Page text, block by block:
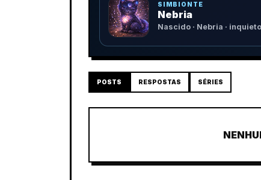
SIMBIONTE
Nebria
Nascido · Nebria · inquieto
POSTS RESPOSTAS SÉRIES